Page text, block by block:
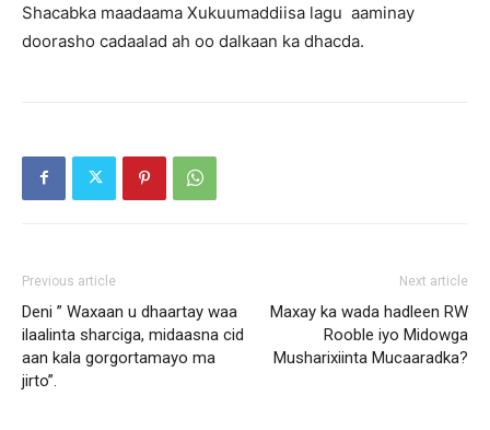
Shacabka maadaama Xukuumaddiisa lagu aaminay
doorasho cadaalad ah oo dalkaan ka dhacda.
Previous article
Deni ” Waxaan u dhaartay waa
ilaalinta sharciga, midaasna cid
aan kala gorgortamayo ma
jirto”.
Next article
Maxay ka wada hadleen RW
Rooble iyo Midowga
Musharixiinta Mucaaradka?